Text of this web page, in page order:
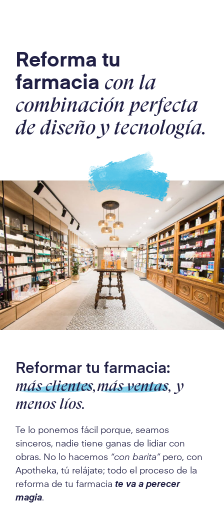
Reforma tu
farmacia con la
combinación perfecta
de diseño y tecnología.
Reformar tu farmacia:
más clientes,más ventas, y
menos líos.
Te lo ponemos fácil porque, seamos
sinceros, nadie tiene ganas de lidiar con
obras. No lo hacemos “con barita” pero, con
Apotheka, tú relájate; todo el proceso de la
reforma de tu farmacia te va a perecer
magia.